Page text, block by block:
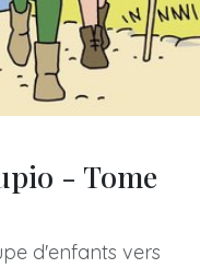
- Tome
d'enfants vers